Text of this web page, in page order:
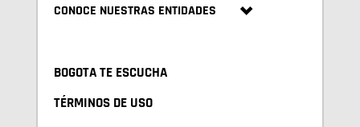
CONOCE NUESTRAS ENTIDADES
BOGOTA TE ESCUCHA
TÉRMINOS DE USO